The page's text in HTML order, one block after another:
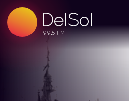
DelSol
99.5 FM
99.5 FM
99.5 FM